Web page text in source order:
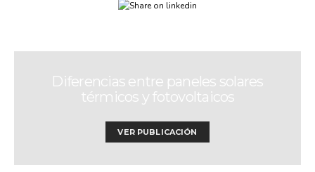
Diferencias entre paneles solares
térmicos y fotovoltaicos
VER PUBLICACIÓN